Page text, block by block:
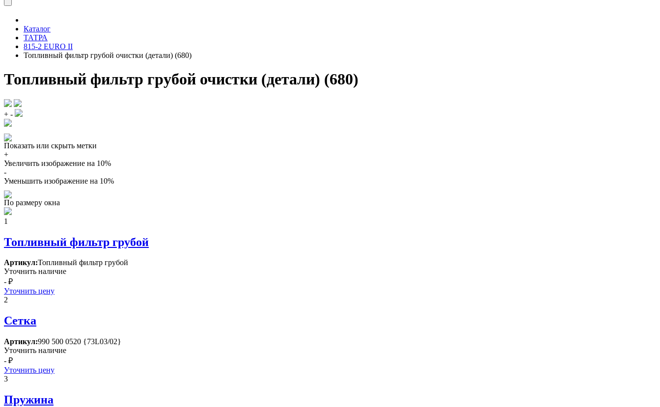
Каталог
ТАТРА
815-2 EURO II
Топливный фильтр грубой очистки (детали) (680)
Топливный фильтр грубой очистки (детали) (680)
+ -
Показать или скрыть метки
+
Увеличить изображение на 10%
-
Уменьшить изображение на 10%
По размеру окна
1
Топливный фильтр грубой
Артикул:Топливный фильтр грубой
Уточнить наличие
- ₽
Уточнить цену
2
Сетка
Артикул:990 500 0520 {73L03/02}
Уточнить наличие
- ₽
Уточнить цену
3
Пружина